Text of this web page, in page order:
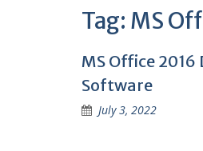
Tag: MS
MS Office
Software
July 3, 2022